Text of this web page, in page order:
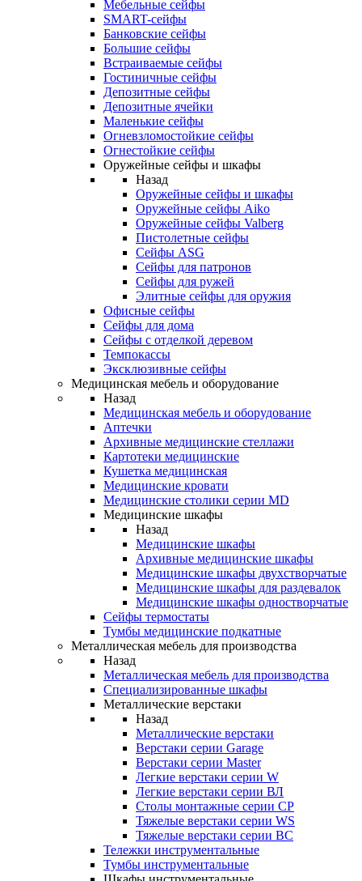
Мебельные сейфы
SMART-сейфы
Банковские сейфы
Большие сейфы
Встраиваемые сейфы
Гостиничные сейфы
Депозитные сейфы
Депозитные ячейки
Маленькие сейфы
Огневзломостойкие сейфы
Огнестойкие сейфы
Оружейные сейфы и шкафы
Назад
Оружейные сейфы и шкафы
Оружейные сейфы Aiko
Оружейные сейфы Valberg
Пистолетные сейфы
Сейфы ASG
Сейфы для патронов
Сейфы для ружей
Элитные сейфы для оружия
Офисные сейфы
Сейфы для дома
Сейфы с отделкой деревом
Темпокассы
Эксклюзивные сейфы
Медицинская мебель и оборудование
Назад
Медицинская мебель и оборудование
Аптечки
Архивные медицинские стеллажи
Картотеки медицинские
Кушетка медицинская
Медицинские кровати
Медицинские столики серии MD
Медицинские шкафы
Назад
Медицинские шкафы
Архивные медицинские шкафы
Медицинские шкафы двухстворчатые
Медицинские шкафы для раздевалок
Медицинские шкафы одностворчатые
Сейфы термостаты
Тумбы медицинские подкатные
Металлическая мебель для производства
Назад
Металлическая мебель для производства
Cпециализированные шкафы
Металлические верстаки
Назад
Металлические верстаки
Верстаки серии Garage
Верстаки серии Master
Легкие верстаки серии W
Легкие верстаки серии ВЛ
Столы монтажные серии СР
Тяжелые верстаки серии WS
Тяжелые верстаки серии ВС
Тележки инструментальные
Тумбы инструментальные